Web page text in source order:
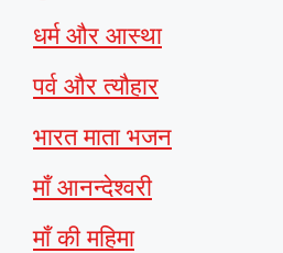
धर्म और आस्था
पर्व और त्यौहार
भारत माता भजन
माँ आनन्देश्वरी
माँ की महिमा